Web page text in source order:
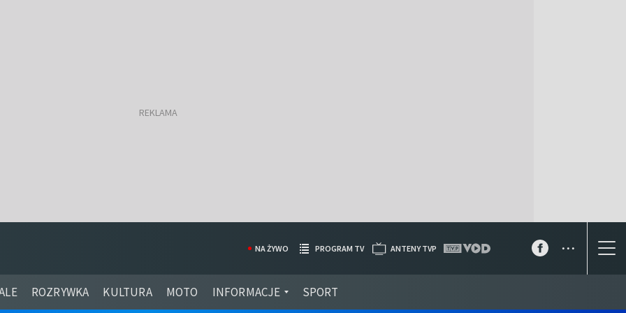
ROZRYWKA KULTURA MOTO INFORMACJE SPORT
NA ŻYWO PROGRAM TV ANTENY TVP ...